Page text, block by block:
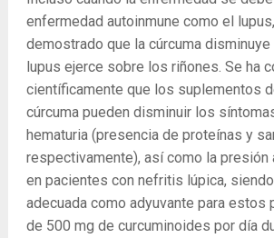
enfermedad autoinmune como el
demostrado que la cúrcuma
lupus ejerce sobre los riñones. Se ha
científicamente que los suplementos
cúrcuma pueden disminuir los
hematuria (presencia de proteínas y
respectivamente), así como la
en pacientes con nefritis lúpica,
adecuada como adyuvante para estos
de 500 mg de curcuminoides por día